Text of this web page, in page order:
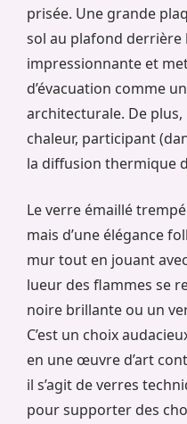
prisée. Une grande
sol au plafond derrière
impressionnante et
d’évacuation comme
architecturale. De
chaleur, participant
la diffusion thermique
Le verre émaillé
mais d’une élégance
mur tout en jouant
lueur des flammes se
noire brillante ou un
C’est un choix
en une œuvre d’art
il s’agit de verres
pour supporter des